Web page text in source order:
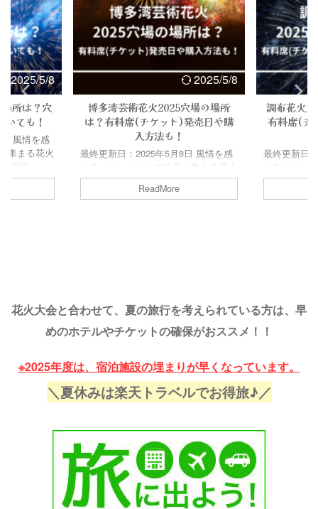
2025/5/8
所は？穴
ても！
風情を感
集まる花火
例年
で、2025
真人公園真
2025/5/8
博多湾芸術花火2025穴場の場所
は？有料席(チケット)発売日や購
入方法も！
最終更新日：2025年5月8日 風情を感
じるイベントとして注目が集まる花火
大会。 特に博多湾芸術花火は、1万人
以上の動員を誇る花火大会で、2025
場スポットや、有料席のチケット情報
についてまとめました！ Contents 博
多湾芸術花火2025の穴場(場所)はど
ReadMore
調布花火
有料席(チ
最終更新日
大会。 特に
のチケット
た！
所)はどこ？
花火大会と合わせて、夏の旅行を考えられている方は、早
めのホテルやチケットの確保がおススメ！！
※2025年度は、宿泊施設の埋まりが早くなっています。
＼夏休みは楽天トラベルでお得旅♪／